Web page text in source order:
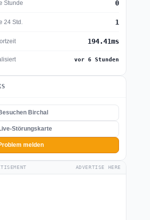
Stunde 0
24 Std. 1
194.41ms
vor 6 Stunden
Birchal
Störungskarte
melden
ADVERTISE HERE